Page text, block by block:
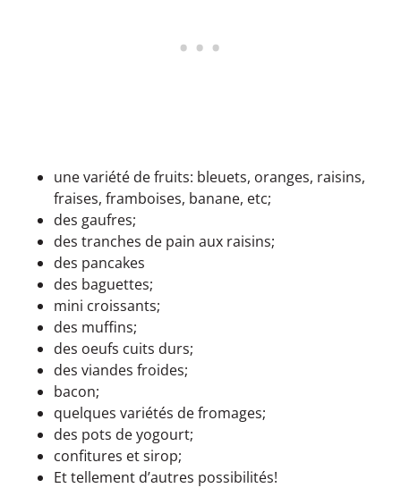
une variété de fruits: bleuets, oranges, raisins,
fraises, framboises, banane, etc;
des gaufres;
des tranches de pain aux raisins;
des pancakes
des baguettes;
mini croissants;
des muffins;
des oeufs cuits durs;
des viandes froides;
bacon;
quelques variétés de fromages;
des pots de yogourt;
confitures et sirop;
Et tellement d’autres possibilités!